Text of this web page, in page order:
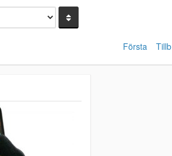
Första Tillb